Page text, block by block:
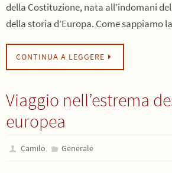
della Costituzione, nata all’indomani
della storia d’Europa. Come sappiamo
CONTINUA A LEGGERE
Viaggio nell’estrema
europea
Camilo Generale